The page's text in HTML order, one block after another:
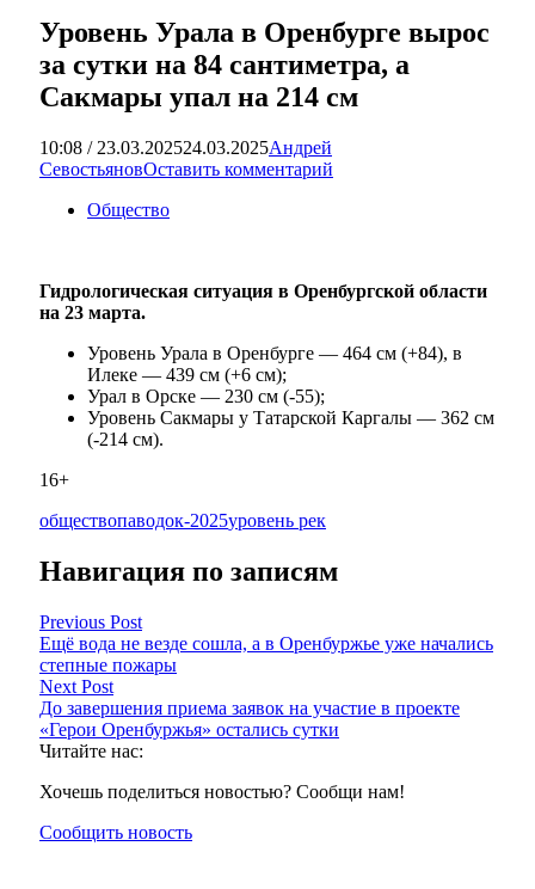
Уровень Урала в Оренбурге вырос
за сутки на 84 сантиметра, а
Сакмары упал на 214 см
10:08 / 23.03.202524.03.2025Андрей
СевостьяновОставить комментарий
Общество
Гидрологическая ситуация в Оренбургской области
на 23 марта.
Уровень Урала в Оренбурге — 464 см (+84), в
Илеке — 439 см (+6 см);
Урал в Орске — 230 см (-55);
Уровень Сакмары у Татарской Каргалы — 362 см
(-214 см).
16+
обществопаводок-2025уровень рек
Навигация по записям
Previous Post
Ещё вода не везде сошла, а в Оренбуржье уже начались
степные пожары
Next Post
До завершения приема заявок на участие в проекте
«Герои Оренбуржья» остались сутки
Читайте нас:
Хочешь поделиться новостью? Сообщи нам!
Сообщить новость